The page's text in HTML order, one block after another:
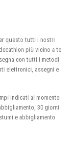
questo tutti i nostri
più vicino a te
con tutti i metodi
elettronici, assegni e
indicati al momento
30 giorni
e abbigliamento